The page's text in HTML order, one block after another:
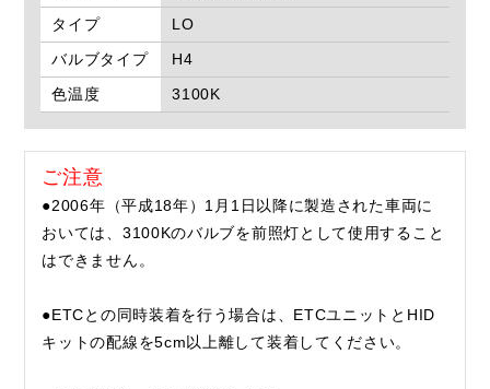
タイプ
LO
バルブタイプ
H4
色温度
3100K
ご注意
●2006年（平成18年）1月1日以降に製造された車両に
おいては、3100Kのバルブを前照灯として使用すること
はできません。
●ETCとの同時装着を行う場合は、ETCユニットとHID
キットの配線を5cm以上離して装着してください。